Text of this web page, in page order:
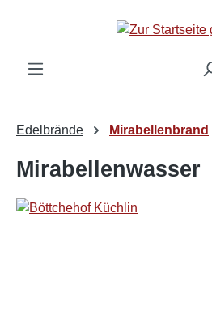
Edelbrände Mirabellenbrand
Mirabellenwasser